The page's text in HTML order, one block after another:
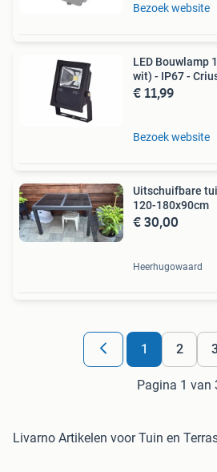
Bezoek website
LED Bouwlamp
wit) - IP67 -
€ 11,99
Bezoek website
Uitschuifbare
120-180x90cm
€ 30,00
Heerhugowaard
1 2
Pagina 1 van
Livarno Artikelen voor Tuin en